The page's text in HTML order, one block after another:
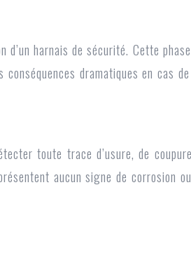
harnais de sécurité. Cette
dramatiques en cas
toute trace d’usure, de
aucun signe de corrosion